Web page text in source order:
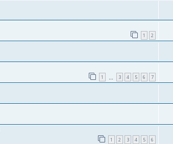
1 2
1 3 4 5 6 7
1 2 3 4 5 6